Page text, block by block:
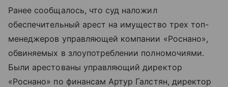
Ранее сообщалось, что суд наложил
обеспечительный арест на имущество трех топ-
менеджеров управляющей компании «Роснано»,
обвиняемых в злоупотреблении полномочиями.
Были арестованы управляющий директор
«Роснано» по финансам Артур Галстян, директор